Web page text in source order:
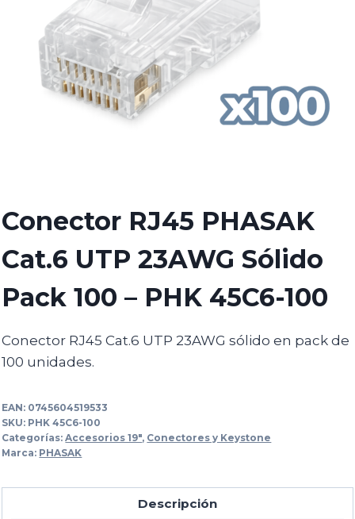
Conector RJ45 PHASAK
Cat.6 UTP 23AWG Sólido
Pack 100 – PHK 45C6-100
Conector RJ45 Cat.6 UTP 23AWG sólido en pack de
100 unidades.
EAN: 0745604519533
SKU: PHK 45C6-100
Categorías:Accesorios 19", Conectores y Keystone
Marca: PHASAK
Descripción